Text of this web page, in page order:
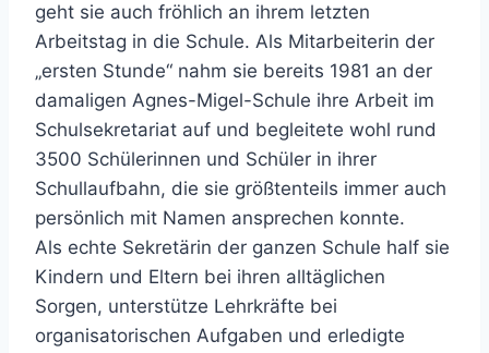
geht sie auch fröhlich an ihrem letzten
Arbeitstag in die Schule. Als Mitarbeiterin der
„ersten Stunde“ nahm sie bereits 1981 an der
damaligen Agnes-Migel-Schule ihre Arbeit im
Schulsekretariat auf und begleitete wohl rund
3500 Schülerinnen und Schüler in ihrer
Schullaufbahn, die sie größtenteils immer auch
persönlich mit Namen ansprechen konnte.
Als echte Sekretärin der ganzen Schule half sie
Kindern und Eltern bei ihren alltäglichen
Sorgen, unterstütze Lehrkräfte bei
organisatorischen Aufgaben und erledigte